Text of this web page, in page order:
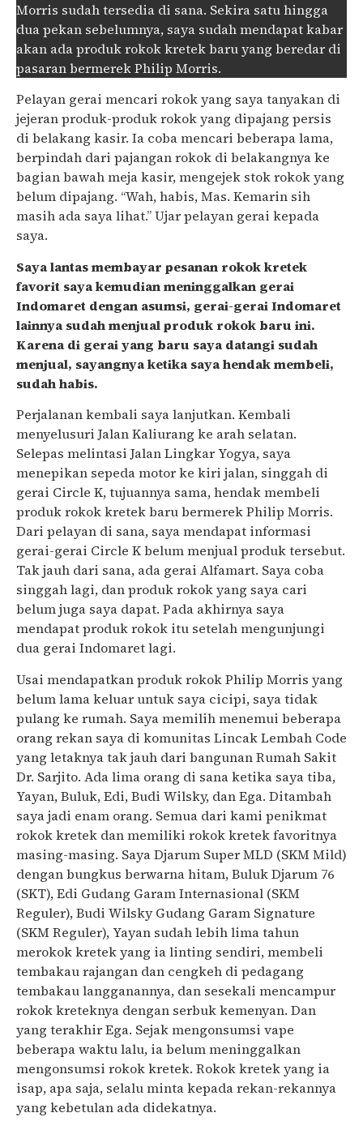
Morris sudah tersedia di sana. Sekira satu hingga
dua pekan sebelumnya, saya sudah mendapat kabar
akan ada produk rokok kretek baru yang beredar di
pasaran bermerek Philip Morris.
Pelayan gerai mencari rokok yang saya tanyakan di
jejeran produk-produk rokok yang dipajang persis
di belakang kasir. Ia coba mencari beberapa lama,
berpindah dari pajangan rokok di belakangnya ke
bagian bawah meja kasir, mengejek stok rokok yang
belum dipajang. “Wah, habis, Mas. Kemarin sih
masih ada saya lihat.” Ujar pelayan gerai kepada
saya.
Saya lantas membayar pesanan rokok kretek
favorit saya kemudian meninggalkan gerai
Indomaret dengan asumsi, gerai-gerai Indomaret
lainnya sudah menjual produk rokok baru ini.
Karena di gerai yang baru saya datangi sudah
menjual, sayangnya ketika saya hendak membeli,
sudah habis.
Perjalanan kembali saya lanjutkan. Kembali
menyelusuri Jalan Kaliurang ke arah selatan.
Selepas melintasi Jalan Lingkar Yogya, saya
menepikan sepeda motor ke kiri jalan, singgah di
gerai Circle K, tujuannya sama, hendak membeli
produk rokok kretek baru bermerek Philip Morris.
Dari pelayan di sana, saya mendapat informasi
gerai-gerai Circle K belum menjual produk tersebut.
Tak jauh dari sana, ada gerai Alfamart. Saya coba
singgah lagi, dan produk rokok yang saya cari
belum juga saya dapat. Pada akhirnya saya
mendapat produk rokok itu setelah mengunjungi
dua gerai Indomaret lagi.
Usai mendapatkan produk rokok Philip Morris yang
belum lama keluar untuk saya cicipi, saya tidak
pulang ke rumah. Saya memilih menemui beberapa
orang rekan saya di komunitas Lincak Lembah Code
yang letaknya tak jauh dari bangunan Rumah Sakit
Dr. Sarjito. Ada lima orang di sana ketika saya tiba,
Yayan, Buluk, Edi, Budi Wilsky, dan Ega. Ditambah
saya jadi enam orang. Semua dari kami penikmat
rokok kretek dan memiliki rokok kretek favoritnya
masing-masing. Saya Djarum Super MLD (SKM Mild)
dengan bungkus berwarna hitam, Buluk Djarum 76
(SKT), Edi Gudang Garam Internasional (SKM
Reguler), Budi Wilsky Gudang Garam Signature
(SKM Reguler), Yayan sudah lebih lima tahun
merokok kretek yang ia linting sendiri, membeli
tembakau rajangan dan cengkeh di pedagang
tembakau langganannya, dan sesekali mencampur
rokok kreteknya dengan serbuk kemenyan. Dan
yang terakhir Ega. Sejak mengonsumsi vape
beberapa waktu lalu, ia belum meninggalkan
mengonsumsi rokok kretek. Rokok kretek yang ia
isap, apa saja, selalu minta kepada rekan-rekannya
yang kebetulan ada didekatnya.